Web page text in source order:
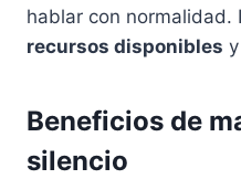
hablar con normalidad.
recursos disponibles
Beneficios de
silencio